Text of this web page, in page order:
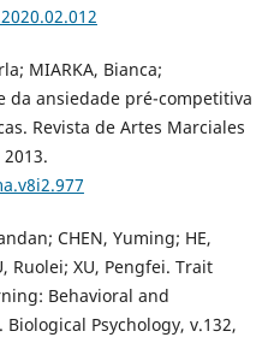
MIARKA, Bianca;
da ansiedade pré-competitiva
Revista de Artes Marciales
CHEN, Yuming; HE,
Ruolei; XU, Pengfei. Trait
Behavioral and
Psychology, v.132,